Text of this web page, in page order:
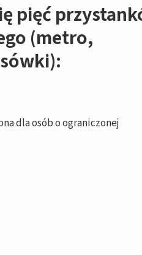
pięć
(metro,
dla osób o ograniczonej